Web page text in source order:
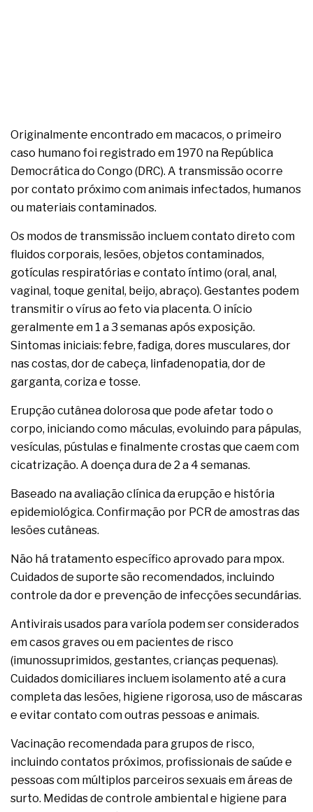
Originalmente encontrado em macacos, o primeiro
caso humano foi registrado em 1970 na República
Democrática do Congo (DRC). A transmissão ocorre
por contato próximo com animais infectados, humanos
ou materiais contaminados.
Os modos de transmissão incluem contato direto com
fluidos corporais, lesões, objetos contaminados,
gotículas respiratórias e contato íntimo (oral, anal,
vaginal, toque genital, beijo, abraço). Gestantes podem
transmitir o vírus ao feto via placenta. O início
geralmente em 1 a 3 semanas após exposição.
Sintomas iniciais: febre, fadiga, dores musculares, dor
nas costas, dor de cabeça, linfadenopatia, dor de
garganta, coriza e tosse.
Erupção cutânea dolorosa que pode afetar todo o
corpo, iniciando como máculas, evoluindo para pápulas,
vesículas, pústulas e finalmente crostas que caem com
cicatrização. A doença dura de 2 a 4 semanas.
Baseado na avaliação clínica da erupção e história
epidemiológica. Confirmação por PCR de amostras das
lesões cutâneas.
Não há tratamento específico aprovado para mpox.
Cuidados de suporte são recomendados, incluindo
controle da dor e prevenção de infecções secundárias.
Antivirais usados para varíola podem ser considerados
em casos graves ou em pacientes de risco
(imunossuprimidos, gestantes, crianças pequenas).
Cuidados domiciliares incluem isolamento até a cura
completa das lesões, higiene rigorosa, uso de máscaras
e evitar contato com outras pessoas e animais.
Vacinação recomendada para grupos de risco,
incluindo contatos próximos, profissionais de saúde e
pessoas com múltiplos parceiros sexuais em áreas de
surto. Medidas de controle ambiental e higiene para